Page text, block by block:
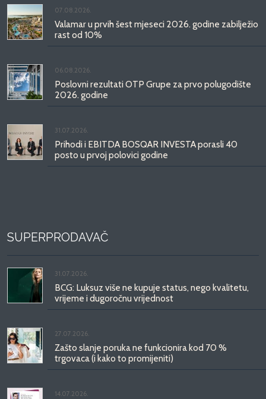
07.08.2026.
Valamar u prvih šest mjeseci 2026. godine zabilježio
rast od 10%
06.08.2026.
Poslovni rezultati OTP Grupe za prvo polugodište
2026. godine
31.07.2026.
Prihodi i EBITDA BOSQAR INVESTA porasli 40
posto u prvoj polovici godine
SUPERPRODAVAČ
31.07.2026.
BCG: Luksuz više ne kupuje status, nego kvalitetu,
vrijeme i dugoročnu vrijednost
27.07.2026.
Zašto slanje poruka ne funkcionira kod 70 %
trgovaca (i kako to promijeniti)
14.07.2026.